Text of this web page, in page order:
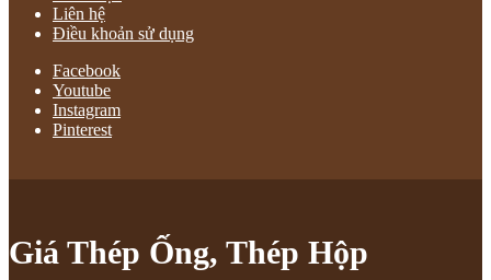
Liên hệ
Điều khoản sử dụng
Facebook
Youtube
Instagram
Pinterest
Giá Thép Ống, Thép Hộp